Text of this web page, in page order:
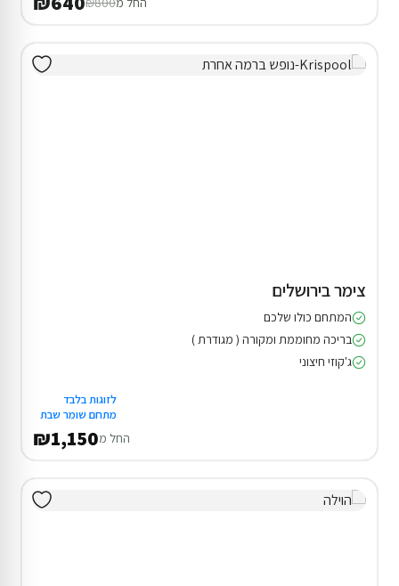
צימר בירושלים
המתחם כולו שלכם
בריכה מחוממת ומקורה ( מגודרת )
ג'קוזי חיצוני
לזוגות בלבד
מתחם שומר שבת
החל מ₪1,150